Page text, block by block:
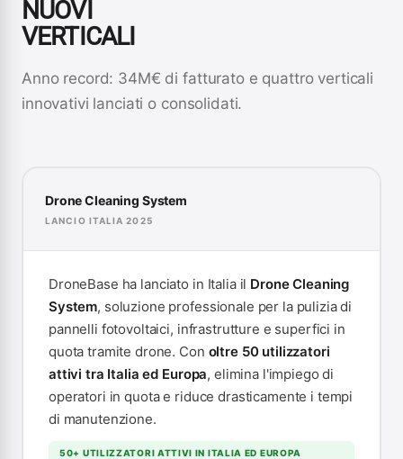
NUOVI
VERTICALI
Anno record: 34M€ di fatturato e quattro verticali
innovativi lanciati o consolidati.
Drone Cleaning System
LANCIO ITALIA 2025
DroneBase ha lanciato in Italia il Drone Cleaning
System, soluzione professionale per la pulizia di
pannelli fotovoltaici, infrastrutture e superfici in
quota tramite drone. Con oltre 50 utilizzatori
attivi tra Italia ed Europa, elimina l'impiego di
operatori in quota e riduce drasticamente i tempi
di manutenzione.
50+ UTILIZZATORI ATTIVI IN ITALIA ED EUROPA